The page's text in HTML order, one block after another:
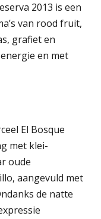
2013 is een
van rood fruit,
grafiet en
en met
El Bosque
met klei-
oude
aangevuld met
de natte